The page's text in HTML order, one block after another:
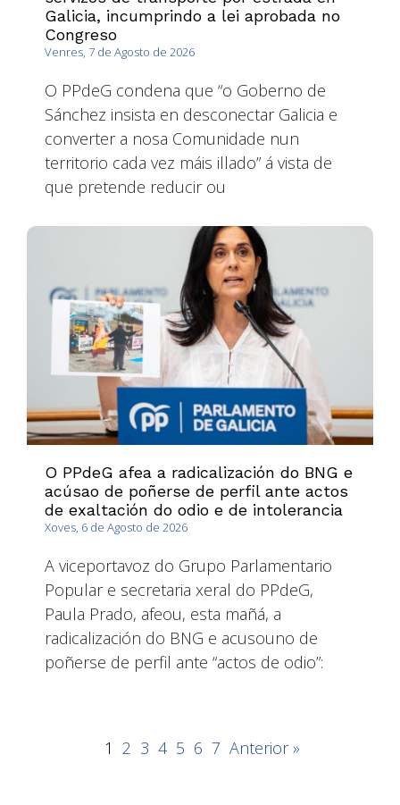
Galicia, incumprindo a lei aprobada no
Congreso
Venres, 7 de Agosto de 2026
O PPdeG condena que “o Goberno de
Sánchez insista en desconectar Galicia e
converter a nosa Comunidade nun
territorio cada vez máis illado” á vista de
que pretende reducir ou
O PPdeG afea a radicalización do BNG e
acúsao de poñerse de perfil ante actos
de exaltación do odio e de intolerancia
Xoves, 6 de Agosto de 2026
A viceportavoz do Grupo Parlamentario
Popular e secretaria xeral do PPdeG,
Paula Prado, afeou, esta mañá, a
radicalización do BNG e acusouno de
poñerse de perfil ante “actos de odio”:
1 2 3 4 5 6 7 Anterior »